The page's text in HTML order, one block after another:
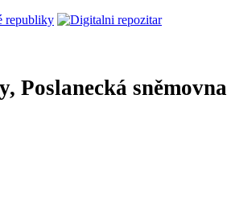
Poslanecká sněmovna